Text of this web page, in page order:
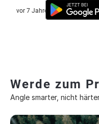
vor 7 Jahre
Werde zum
Angle smarter, nicht